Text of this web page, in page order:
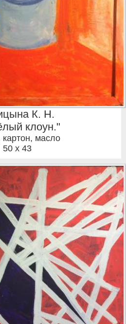
К. Н.
клоун."
картон, масло
50 x 43